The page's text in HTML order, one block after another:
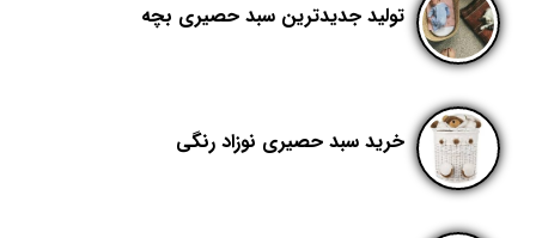
تولید جدیدترین سبد حصیری بچه
خرید سبد حصیری نوزاد رنگی